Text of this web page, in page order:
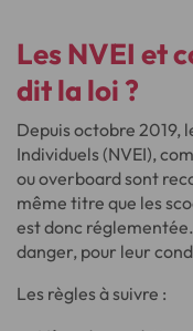
Les NVEI et
dit la loi ?
Depuis octobre 2019,
Individuels (NVEI),
ou overboard sont
même titre que les
est donc
danger, pour leur
Les règles à suivre :